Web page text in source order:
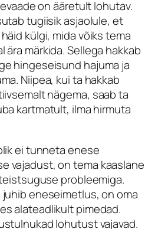
on ääretult lohutav.
tugiisik asjaolule, et
külgi, mida võiks tema
ära märkida. Sellega hakkab
hingeseisund hajuma ja
Niipea, kui ta hakkab
nägema, saab ta
kartmatult, ilma hirmuta
ei tunneta enese
vajadust, on tema kaaslane
probleemiga.
eneseimetlus, on oma
alateadlikult pimedad.
lohutust vajavad.